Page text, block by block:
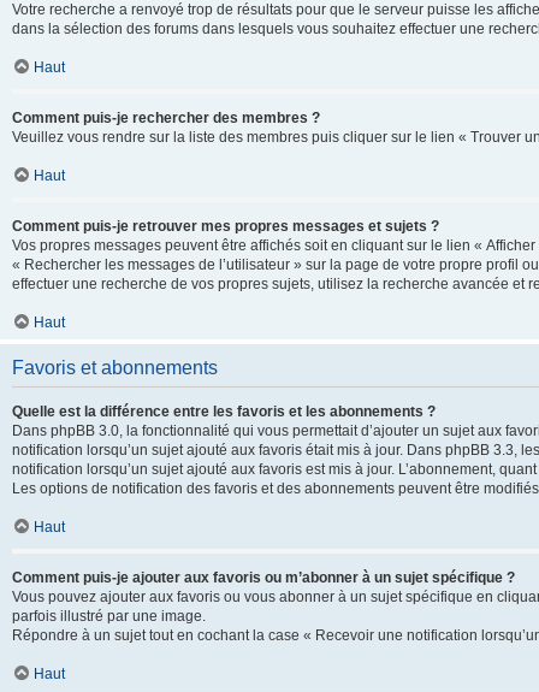
Votre recherche a renvoyé trop de résultats pour que le serveur puisse les
dans la sélection des forums dans lesquels vous souhaitez effectuer une
Haut
Comment puis-je rechercher des membres ?
Veuillez vous rendre sur la liste des membres puis cliquer sur le lien « Trouver
Haut
Comment puis-je retrouver mes propres messages et sujets ?
Vos propres messages peuvent être affichés soit en cliquant sur le lien «
« Rechercher les messages de l’utilisateur » sur la page de votre propre profil
effectuer une recherche de vos propres sujets, utilisez la recherche avancée
Haut
Favoris et abonnements
Quelle est la différence entre les favoris et les abonnements ?
Dans phpBB 3.0, la fonctionnalité qui vous permettait d’ajouter un sujet aux
notification lorsqu’un sujet ajouté aux favoris était mis à jour. Dans phpBB 3.3,
notification lorsqu’un sujet ajouté aux favoris est mis à jour. L’abonnement,
Les options de notification des favoris et des abonnements peuvent être
Haut
Comment puis-je ajouter aux favoris ou m’abonner à un sujet spécifique ?
Vous pouvez ajouter aux favoris ou vous abonner à un sujet spécifique en
parfois illustré par une image.
Répondre à un sujet tout en cochant la case « Recevoir une notification
Haut